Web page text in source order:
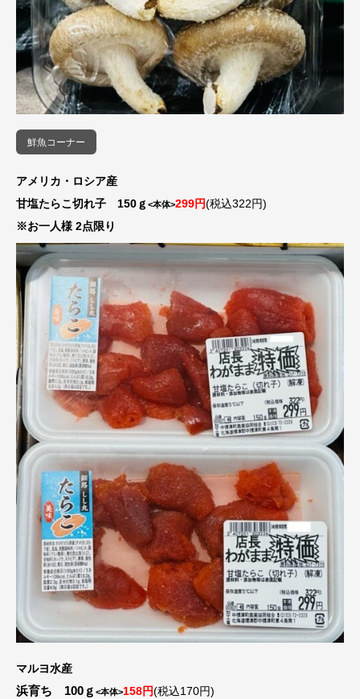
鮮魚コーナー
アメリカ・ロシア産
甘塩たらこ切れ子 150ｇ <本体>299円(税込322円)
※お一人様 2点限り
マルヨ水産
浜育ち 100ｇ <本体>158円(税込170円)